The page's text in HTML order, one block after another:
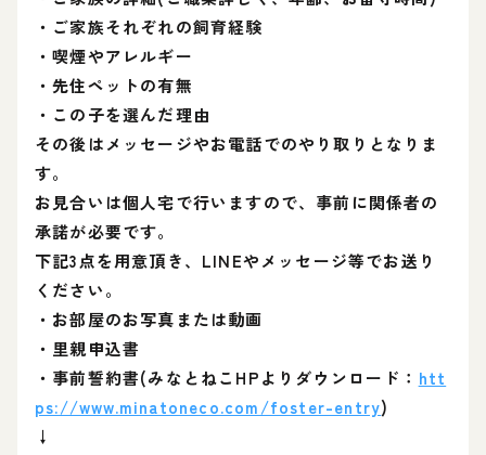
・ご家族それぞれの飼育経験
・喫煙やアレルギー
・先住ペットの有無
・この子を選んだ理由
その後はメッセージやお電話でのやり取りとなりま
す。
お見合いは個人宅で行いますので、事前に関係者の
承諾が必要です。
下記3点を用意頂き、LINEやメッセージ等でお送り
ください。
・お部屋のお写真または動画
・里親申込書
・事前誓約書(みなとねこHPよりダウンロード： htt
ps://www.minatoneco.com/foster-entry)
↓